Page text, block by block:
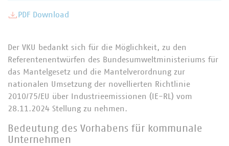
PDF Download
Der VKU bedankt sich für die Möglichkeit, zu den
Referentenentwürfen des Bundesumweltministeriums für
das Mantelgesetz und die Mantelverordnung zur
nationalen Umsetzung der novellierten Richtlinie
2010/75/EU über Industrieemissionen (IE-RL) vom
28.11.2024 Stellung zu nehmen.
Bedeutung des Vorhabens für kommunale
Unternehmen